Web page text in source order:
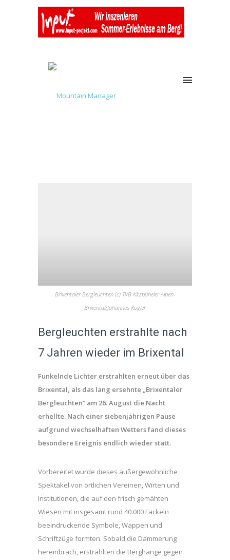
Brixentaler Bergleuchten (c) TVB Kitzbüheler Alpen-
Brixental/Johannes Kogler
Bergleuchten erstrahlte nach
7 Jahren wieder im Brixental
Funkelnde Lichter erstrahlten erneut über das
Brixental, als das lang ersehnte „Brixentaler
Bergleuchten“ am 26. August die Nacht
erhellte. Nach einer siebenjährigen Pause
aufgrund wechselhaften Wetters fand dieses
besondere Ereignis endlich wieder statt.
Vorbereitet wurde dieses außergewöhnliche
Spektakel von örtlichen Vereinen, Wirten und
Institutionen, die auf den frisch gemähten
Wiesen mit insgesamt rund 40.000 Fackeln
beeindruckende Symbole, Wappen und
Schriftzüge formten. Sobald die Dämmerung
hereinbrach, erstrahlten die Berghänge gegen